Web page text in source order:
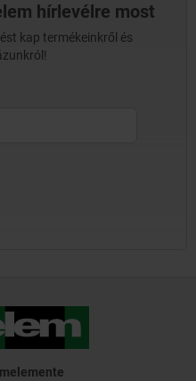
hírlevélre most
kap termékeinkről és